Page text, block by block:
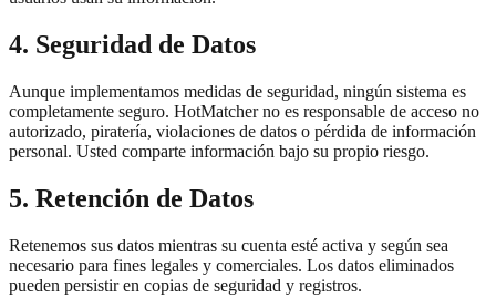
4. Seguridad de Datos
Aunque implementamos medidas de seguridad, ningún sistema es
completamente seguro. HotMatcher no es responsable de acceso no
autorizado, piratería, violaciones de datos o pérdida de información
personal. Usted comparte información bajo su propio riesgo.
5. Retención de Datos
Retenemos sus datos mientras su cuenta esté activa y según sea
necesario para fines legales y comerciales. Los datos eliminados
pueden persistir en copias de seguridad y registros.